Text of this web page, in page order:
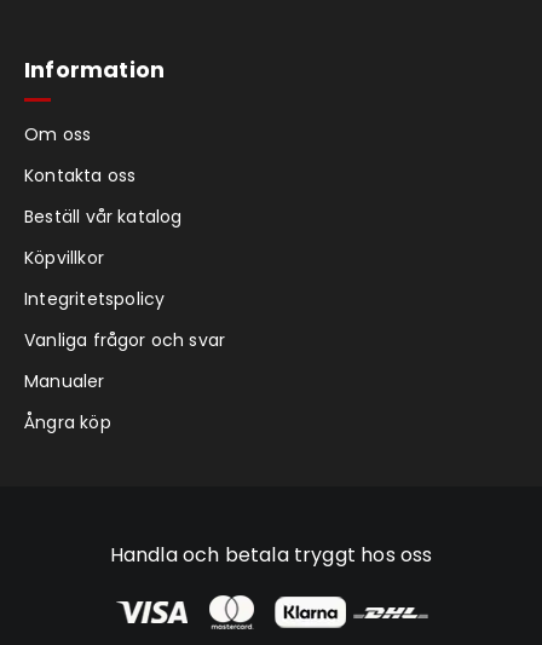
Information
Om oss
Kontakta oss
Beställ vår katalog
Köpvillkor
Integritetspolicy
Vanliga frågor och svar
Manualer
Ångra köp
Handla och betala tryggt hos oss